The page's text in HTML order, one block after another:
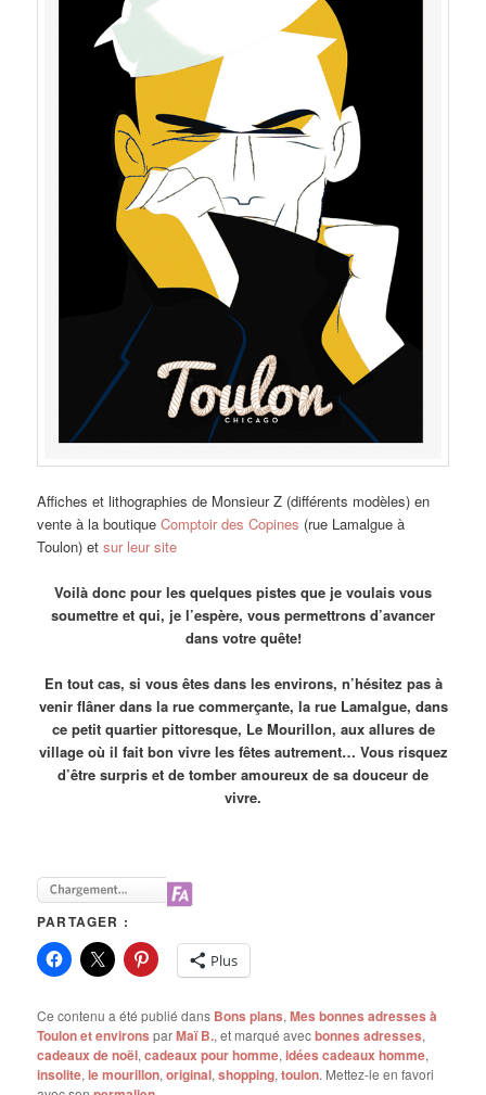
Affiches et lithographies de Monsieur Z (différents modèles) en
vente à la boutiqueComptoir des Copines (rue Lamalgue à
Toulon) etsur leur site
Voilà donc pour les quelques pistes que je voulais vous
soumettre et qui, je l’espère, vous permettrons d’avancer
dans votre quête!
En tout cas, si vous êtes dans les environs, n’hésitez pas à
venir flâner dans la rue commerçante, la rue Lamalgue, dans
ce petit quartier pittoresque, Le Mourillon, aux allures de
village où il fait bon vivre les fêtes autrement… Vous risquez
d’être surpris et de tomber amoureux de sa douceur de
vivre.
PARTAGER :
Plus
Ce contenu a été publié dans Bons plans,Mes bonnes adresses à
Toulon et environs parMaï B., et marqué avecbonnes adresses,
cadeaux de noël,cadeaux pour homme,idées cadeaux homme,
insolite,le mourillon,original,shopping,toulon. Mettez-le en favori